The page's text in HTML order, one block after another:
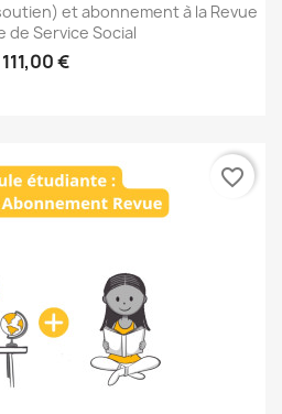
et abonnement à la Revue
de Service Social
111,00 €
favorite_border